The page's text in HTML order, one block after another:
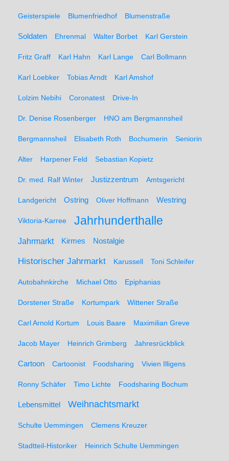
Geisterspiele Blumenfriedhof Blumenstraße
Soldaten Ehrenmal Walter Borbet Karl Gerstein
Fritz Graff Karl Hahn Karl Lange Carl Bollmann
Karl Loebker Tobias Arndt Karl Amshof
Lolzim Nebihi Coronatest Drive-In
Dr. Denise Rosenberger HNO am Bergmannsheil
Bergmannsheil Elisabeth Roth Bochumerin Seniorin
Alter Harpener Feld Sebastian Kopietz
Dr. med. Ralf Winter Justizzentrum Amtsgericht
Landgericht Ostring Oliver Hoffmann Westring
Viktoria-Karree Jahrhunderthalle
Jahrmarkt Kirmes Nostalgie
Historischer Jahrmarkt Karussell Toni Schleifer
Autobahnkirche Michael Otto Epiphanias
Dorstener Straße Kortumpark Wittener Straße
Carl Arnold Kortum Louis Baare Maximilian Greve
Jacob Mayer Heinrich Grimberg Jahresrückblick
Cartoon Cartoonist Foodsharing Vivien Illigens
Ronny Schäfer Timo Lichte Foodsharing Bochum
Lebensmittel Weihnachtsmarkt
Schulte Uemmingen Clemens Kreuzer
Stadtteil-Historiker Heinrich Schulte Uemmingen